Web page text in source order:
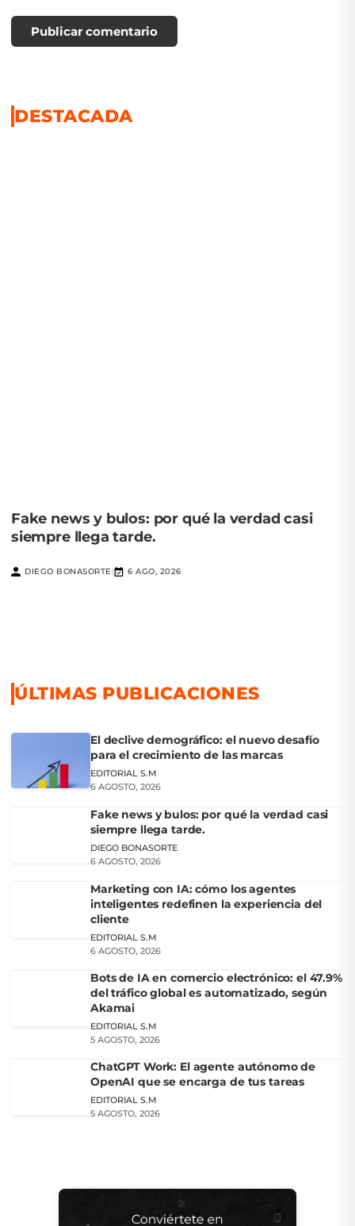
Publicar comentario
DESTACADA
Fake news y bulos: por qué la verdad casi
siempre llega tarde.
DIEGO BONASORTE| 6 AGO, 2026
ÚLTIMAS PUBLICACIONES
El declive demográfico: el nuevo desafío
para el crecimiento de las marcas
EDITORIAL S.M
6 AGOSTO, 2026
Fake news y bulos: por qué la verdad casi
siempre llega tarde.
DIEGO BONASORTE
6 AGOSTO, 2026
Marketing con IA: cómo los agentes
inteligentes redefinen la experiencia del
cliente
EDITORIAL S.M
6 AGOSTO, 2026
Bots de IA en comercio electrónico: el 47.9%
del tráfico global es automatizado, según
Akamai
EDITORIAL S.M
5 AGOSTO, 2026
ChatGPT Work: El agente autónomo de
OpenAI que se encarga de tus tareas
EDITORIAL S.M
5 AGOSTO, 2026